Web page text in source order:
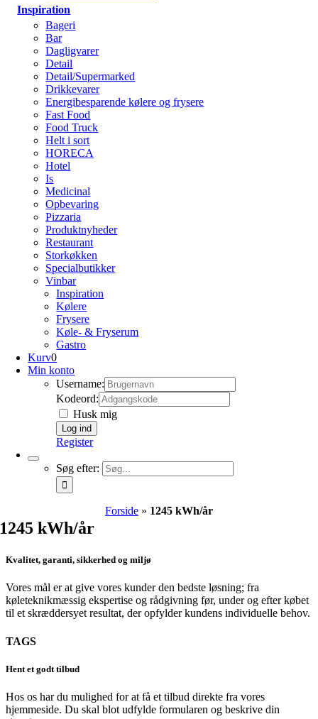
Inspiration
Bageri
Bar
Dagligvarer
Detail
Detail/Supermarked
Drikkevarer
Energibesparende kølere og frysere
Fast Food
Food Truck
Helt i sort
HORECA
Hotel
Is
Medicinal
Opbevaring
Pizzaria
Produktnyheder
Restaurant
Storkøkken
Specialbutikker
Vinbar
Inspiration
Kølere
Frysere
Køle- & Fryserum
Gastro
Kurv0
Min konto
Username:
Kodeord:
Husk mig
Register
Søg efter:
Forside » 1245 kWh/år
1245 kWh/år
Kvalitet, garanti, sikkerhed og miljø
Vores mål er at give vores kunder den bedste løsning; fra
køleteknikmæssig ekspertise og rådgivning før, under og efter købet
til et skræddersyet resultat, der opfylder kundens individuelle behov.
TAGS
Hent et godt tilbud
Hos os har du mulighed for at få et tilbud direkte fra vores
hjemmeside. Du skal blot udfylde formularen og beskrive din